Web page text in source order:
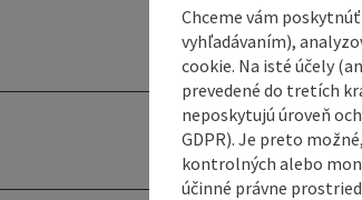
Chceme vám
vyhľadávaním),
cookie. Na isté účely
prevedené do tretích
neposkytujú úroveň
GDPR). Je preto
kontrolných alebo
účinné právne